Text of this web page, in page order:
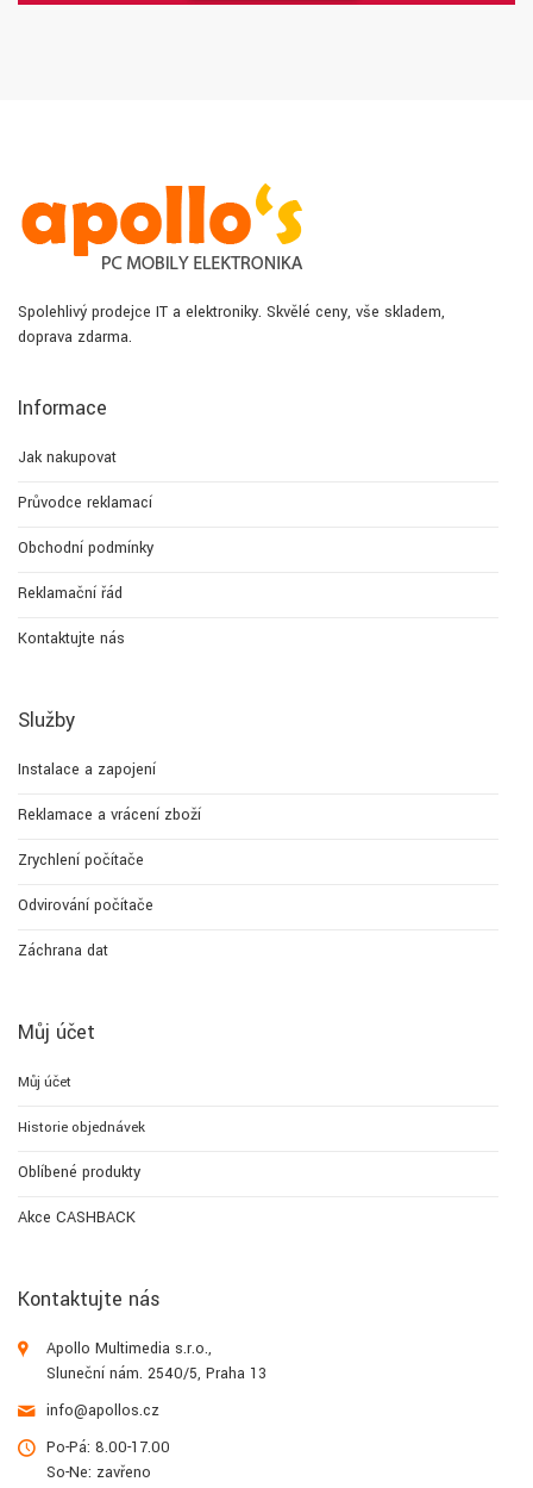
Spolehlivý prodejce IT a elektroniky. Skvělé ceny, vše skladem,
doprava zdarma.
Informace
Jak nakupovat
Průvodce reklamací
Obchodní podmínky
Reklamační řád
Kontaktujte nás
Služby
Instalace a zapojení
Reklamace a vrácení zboží
Zrychlení počítače
Odvirování počítače
Záchrana dat
Můj účet
Můj účet
Historie objednávek
Oblíbené produkty
Akce CASHBACK
Kontaktujte nás
Apollo Multimedia s.r.o.,
Sluneční nám. 2540/5, Praha 13
info@apollos.cz
Po-Pá: 8.00-17.00
So-Ne: zavřeno